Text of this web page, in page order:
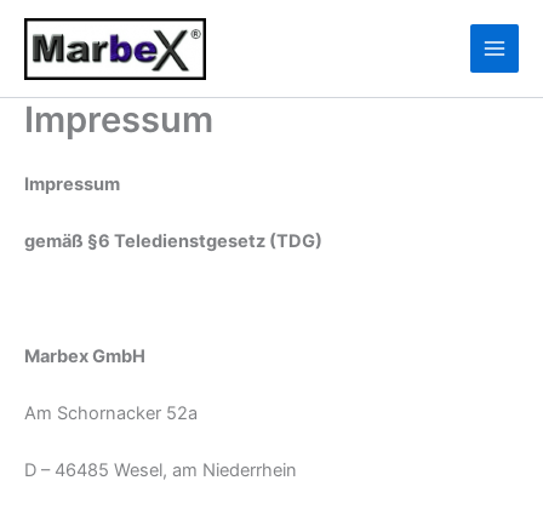
Zum
Inhalt
springen
Impressum
Impressum
gemäß §6 Teledienstgesetz (TDG)
Marbex GmbH
Am Schornacker 52a
D – 46485 Wesel, am Niederrhein